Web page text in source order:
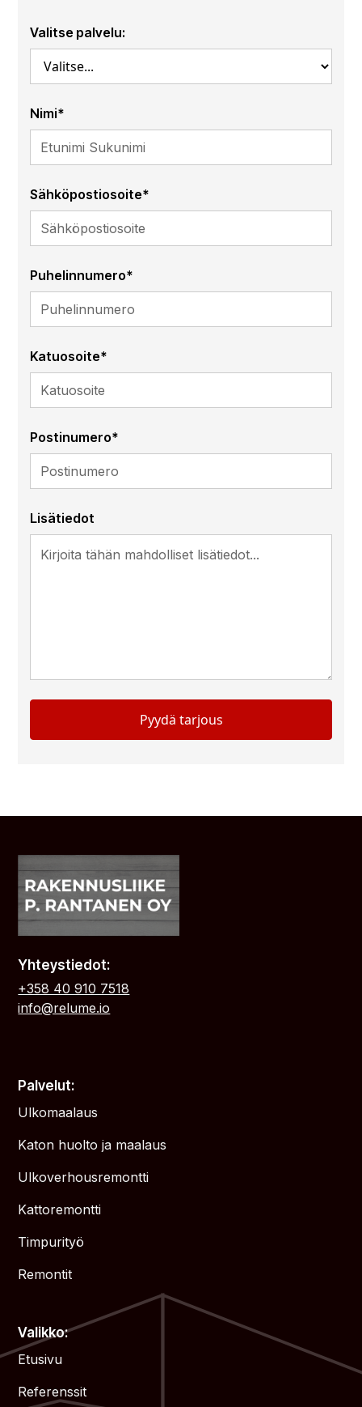
Valitse palvelu:
Nimi*
Sähköpostiosoite*
Puhelinnumero*
Katuosoite*
Postinumero*
Lisätiedot
Yhteystiedot:
+358 40 910 7518
info@relume.io
Palvelut:
Ulkomaalaus
Katon huolto ja maalaus
Ulkoverhousremontti
Kattoremontti
Timpurityö
Remontit
Valikko:
Etusivu
Referenssit